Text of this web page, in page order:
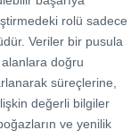
rolü sadece
Veriler bir pusula
doğru
süreçlerine,
değerli bilgiler
ve yenilik